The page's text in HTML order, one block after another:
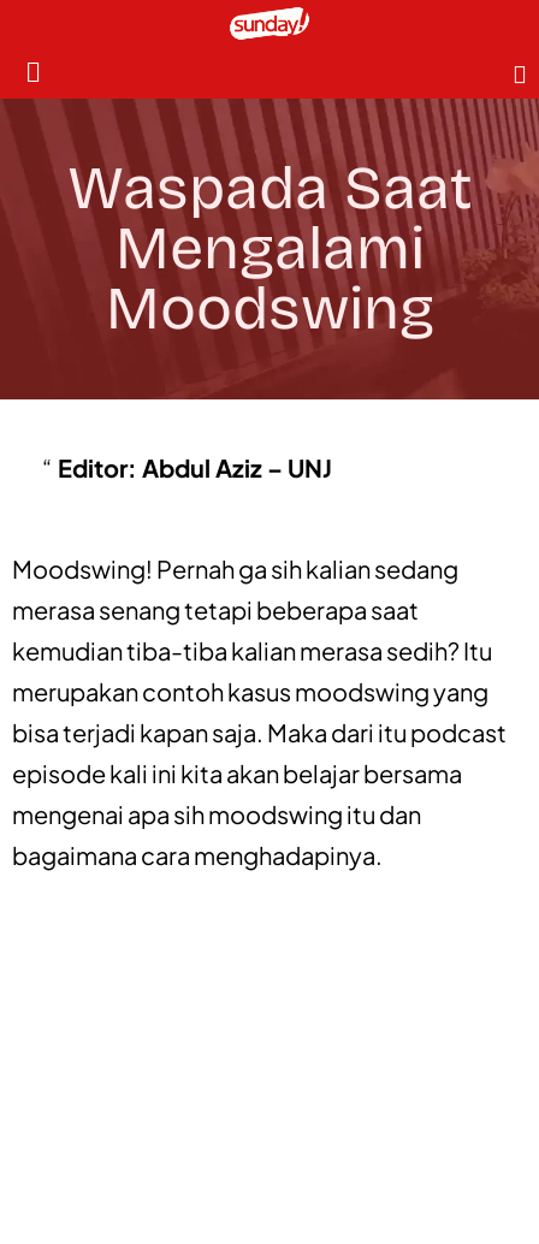
Waspada Saat
Mengalami
Moodswing
Editor: Abdul Aziz – UNJ
Moodswing! Pernah ga sih kalian sedang
merasa senang tetapi beberapa saat
kemudian tiba-tiba kalian merasa sedih? Itu
merupakan contoh kasus moodswing yang
bisa terjadi kapan saja. Maka dari itu podcast
episode kali ini kita akan belajar bersama
mengenai apa sih moodswing itu dan
bagaimana cara menghadapinya.